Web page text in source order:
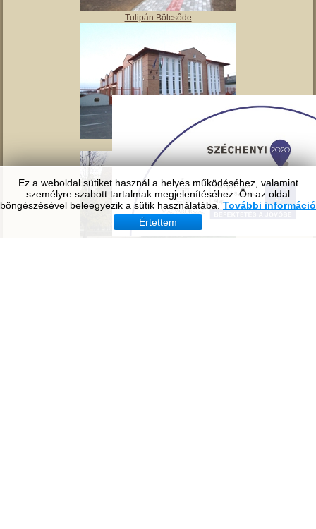
Ez a weboldal sütiket használ a helyes működéséhez, valamint
személyre szabott tartalmak megjelenítéséhez. Ön az oldal
böngészésével beleegyezik a sütik használatába. További információ
Értettem
Polgármesteri hivatal
Tulipán Bölcsőde